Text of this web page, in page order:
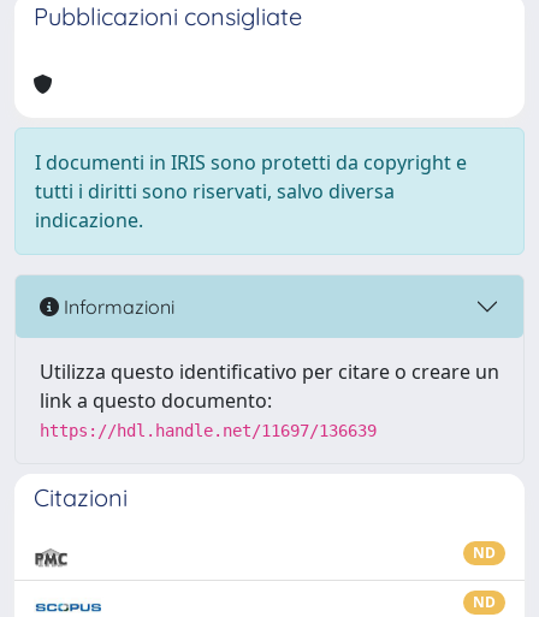
Pubblicazioni consigliate
I documenti in IRIS sono protetti da copyright e
tutti i diritti sono riservati, salvo diversa
indicazione.
Informazioni
Utilizza questo identificativo per citare o creare un
link a questo documento:
https://hdl.handle.net/11697/136639
Citazioni
ND
ND